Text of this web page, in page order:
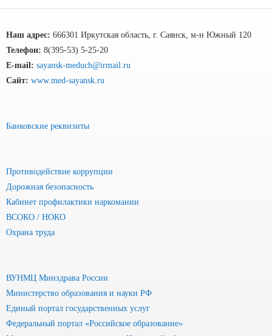
Наш адрес: 666301 Иркутская область, г. Саянск, м-н Южный 120
Телефон: 8(395-53) 5-25-20
E-mail: sayansk-meduch@irmail.ru
Сайт: www.med-sayansk.ru
Банковские реквизиты
Противодействие коррупции
Дорожная безопасность
Кабинет профилактики наркомании
ВСОКО / НОКО
Охрана труда
ВУНМЦ Минздрава России
Министерство образования и науки РФ
Единый портал государственных услуг
Федеральный портал «Российское образование»